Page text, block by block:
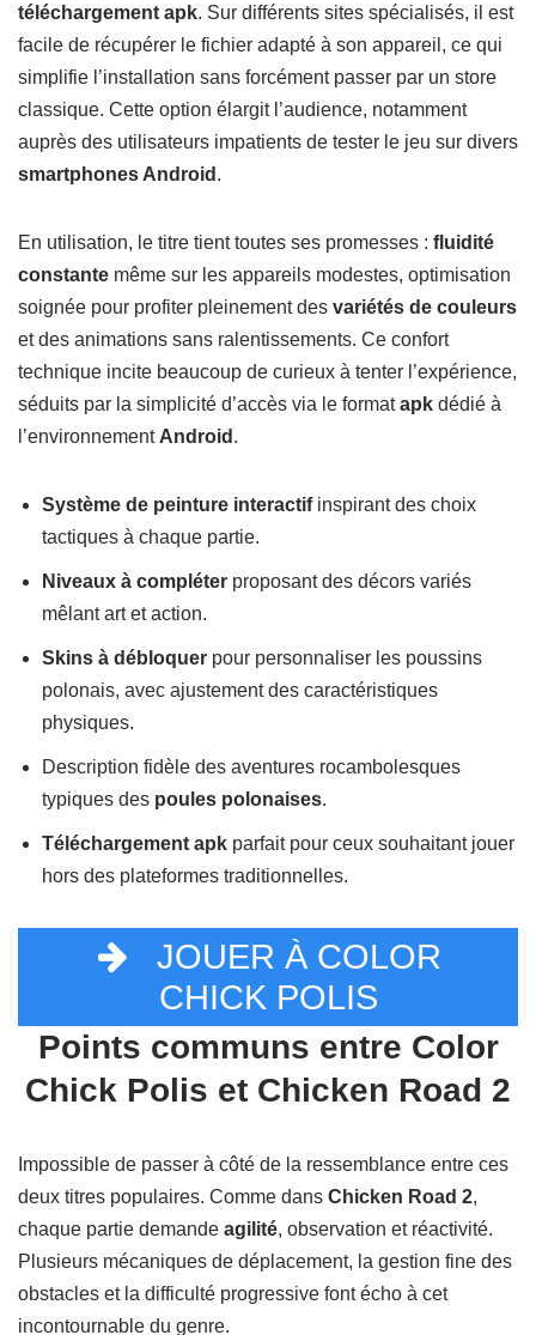
téléchargement apk. Sur différents sites spécialisés, il est
facile de récupérer le fichier adapté à son appareil, ce qui
simplifie l’installation sans forcément passer par un store
classique. Cette option élargit l’audience, notamment
auprès des utilisateurs impatients de tester le jeu sur divers
smartphones Android .
En utilisation, le titre tient toutes ses promesses : fluidité
constante même sur les appareils modestes, optimisation
soignée pour profiter pleinement des variétés de couleurs
et des animations sans ralentissements. Ce confort
technique incite beaucoup de curieux à tenter l’expérience,
séduits par la simplicité d’accès via le formatapk dédié à
l’environnement Android .
Système de peinture interactifinspirant des choix
tactiques à chaque partie.
Niveaux à compléter proposant des décors variés
mêlant art et action.
Skins à débloquer pour personnaliser les poussins
polonais, avec ajustement des caractéristiques
physiques.
Description fidèle des aventures rocambolesques
typiques des poules polonaises.
Téléchargement apk parfait pour ceux souhaitant jouer
hors des plateformes traditionnelles.
JOUER À COLOR
CHICK POLIS
Points communs entre Color
Chick Polis et Chicken Road 2
Impossible de passer à côté de la ressemblance entre ces
deux titres populaires. Comme dans Chicken Road 2,
chaque partie demande agilité, observation et réactivité.
Plusieurs mécaniques de déplacement, la gestion fine des
obstacles et la difficulté progressive font écho à cet
incontournable du genre.